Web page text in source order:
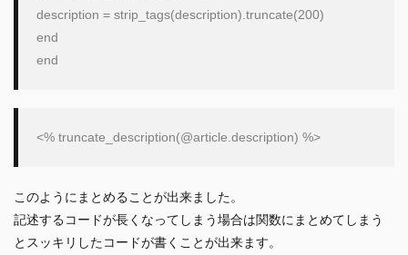
description = strip_tags(description).truncate(200
end
end
<% truncate_description(@article
このようにまとめることが出来ました。
記述するコードが長くなってしまう場合は関数にまとめてしまう
とスッキリしたコードが書くことが出来ます。